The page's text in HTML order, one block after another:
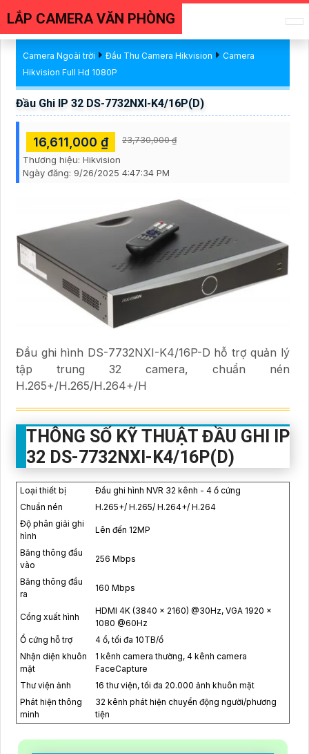
LẮP CAMERA VĂN PHÒNG
Camera Ngoài trời Đầu Thu Camera Hikvision
Camera
Hikvision Full Hd 1080P
Đầu Ghi IP 32 DS-7732NXI-K4/16P(D)
16,611,000 ₫ 23,730,000 ₫
Thương hiệu: Hikvision
Ngày đăng: 9/26/2025 4:47:34 PM
Đầu ghi hình DS-7732NXI-K4/16P-D hỗ trợ quản lý
tập trung 32 camera, chuẩn nén
H.265+/H.265/H.264+/H
THÔNG SỐ KỸ THUẬT ĐẦU GHI IP
32 DS-7732NXI-K4/16P(D)
Loại thiết bị
Đầu ghi hình NVR 32 kênh - 4 ổ cứng
Chuẩn nén
H.265+/ H.265/ H.264+/ H.264
Độ phân giải ghi
hình
Lên đến 12MP
Băng thông đầu
vào
256 Mbps
Băng thông đầu
ra
160 Mbps
Cổng xuất hình
HDMI 4K (3840 × 2160) @30Hz, VGA 1920 ×
1080 @60Hz
Ổ cứng hỗ trợ
4 ổ, tối đa 10TB/ổ
Nhận diện khuôn
mặt
1 kênh camera thường, 4 kênh camera
FaceCapture
Thư viện ảnh
16 thư viện, tối đa 20.000 ảnh khuôn mặt
Phát hiện thông
minh
32 kênh phát hiện chuyển động người/phương
tiện